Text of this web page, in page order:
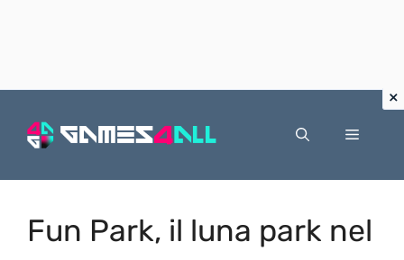
Menu
Fun Park, il luna park nel